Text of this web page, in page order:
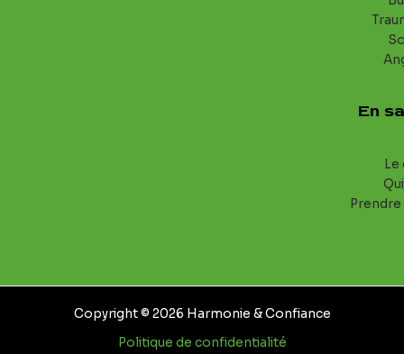
En
Copyright © 2026 Harmonie & Confiance
Politique de confidentialité